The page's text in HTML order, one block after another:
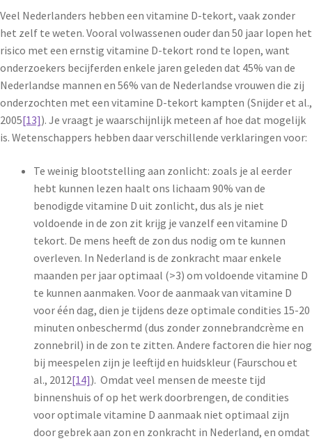
Veel Nederlanders hebben een vitamine D-tekort, vaak zonder
het zelf te weten. Vooral volwassenen ouder dan 50 jaar lopen het
risico met een ernstig vitamine D-tekort rond te lopen, want
onderzoekers becijferden enkele jaren geleden dat 45% van de
Nederlandse mannen en 56% van de Nederlandse vrouwen die zij
onderzochten met een vitamine D-tekort kampten (Snijder et al.,
2005[13]). Je vraagt je waarschijnlijk meteen af hoe dat mogelijk
is. Wetenschappers hebben daar verschillende verklaringen voor:
Te weinig blootstelling aan zonlicht: zoals je al eerder
hebt kunnen lezen haalt ons lichaam 90% van de
benodigde vitamine D uit zonlicht, dus als je niet
voldoende in de zon zit krijg je vanzelf een vitamine D
tekort. De mens heeft de zon dus nodig om te kunnen
overleven. In Nederland is de zonkracht maar enkele
maanden per jaar optimaal (>3) om voldoende vitamine D
te kunnen aanmaken. Voor de aanmaak van vitamine D
voor één dag, dien je tijdens deze optimale condities 15-20
minuten onbeschermd (dus zonder zonnebrandcrème en
zonnebril) in de zon te zitten. Andere factoren die hier nog
bij meespelen zijn je leeftijd en huidskleur (Faurschou et
al., 2012[14]). Omdat veel mensen de meeste tijd
binnenshuis of op het werk doorbrengen, de condities
voor optimale vitamine D aanmaak niet optimaal zijn
door gebrek aan zon en zonkracht in Nederland, en omdat